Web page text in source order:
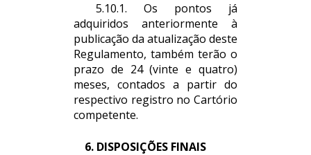
5.10.1. Os pontos já
adquiridos anteriormente à
publicação da atualização deste
Regulamento, também terão o
prazo de 24 (vinte e quatro)
meses, contados a partir do
respectivo registro no Cartório
competente.
6. DISPOSIÇÕES FINAIS